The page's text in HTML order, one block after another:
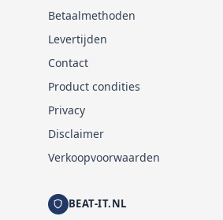
Betaalmethoden
Levertijden
Contact
Product condities
Privacy
Disclaimer
Verkoopvoorwaarden
BEAT-IT.NL